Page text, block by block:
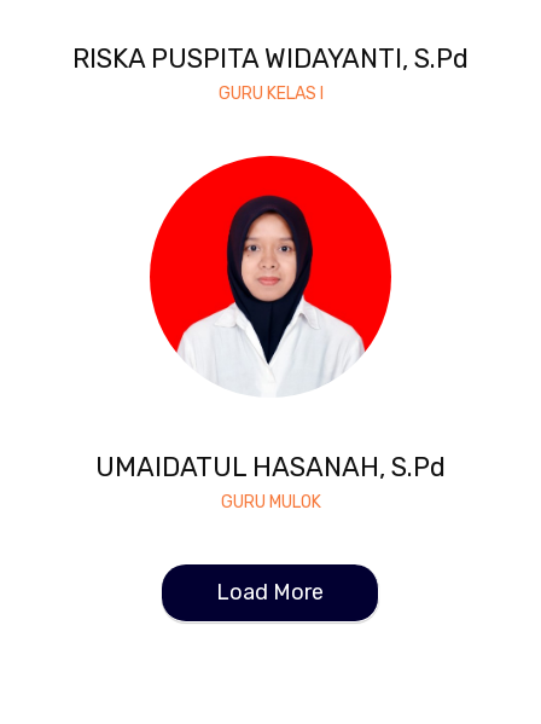
RISKA PUSPITA WIDAYANTI, S.Pd
GURU KELAS I
UMAIDATUL HASANAH, S.Pd
GURU MULOK
Load More